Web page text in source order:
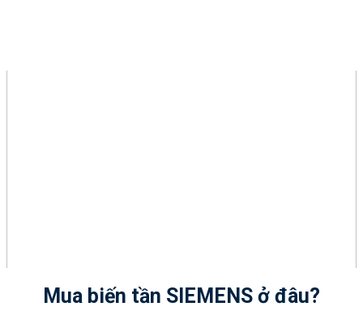
Mua biến tần SIEMENS ở đâu?